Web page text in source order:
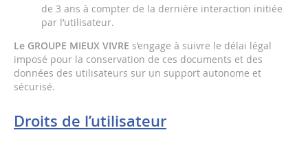
de 3 ans à compter de la dernière interaction initiée
par l’utilisateur.
Le GROUPE MIEUX VIVRE s’engage à suivre le délai légal
imposé pour la conservation de ces documents et des
données des utilisateurs sur un support autonome et
sécurisé.
Droits de l’utilisateur